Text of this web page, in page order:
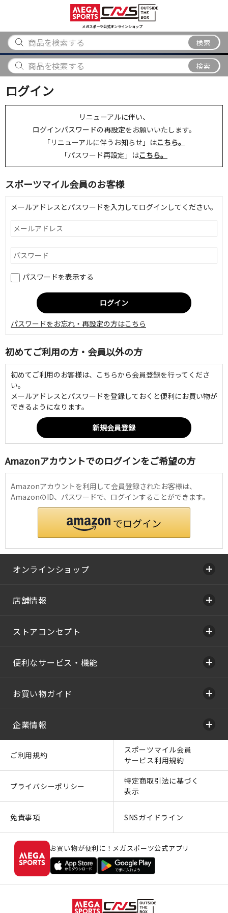
メガスポーツ公式オンラインショップ
検索
アウトドア
から探す
ブランド
から探す
検索
ログイン
リニューアルに伴い、
ログインパスワードの再設定をお願いいたします。
「リニューアルに伴うお知らせ」はこちら。
「パスワード再設定」はこちら。
スポーツマイル会員のお客様
メールアドレスとパスワードを入力してログインしてください。
パスワードを表示する
パスワードをお忘れ・再設定の方はこちら
初めてご利用の方・会員以外の方
初めてご利用のお客様は、こちらから会員登録を行ってくださ
い。
メールアドレスとパスワードを登録しておくと便利にお買い物が
できるようになります。
Amazonアカウントでのログインをご希望の方
Amazonアカウントを利用して会員登録されたお客様は、
AmazonのID、パスワードで、ログインすることができます。
オンラインショップ
店舗情報
ストアコンセプト
便利なサービス・機能
お買い物ガイド
企業情報
ご利用規約
スポーツマイル会員
サービス利用規約
プライバシーポリシー
特定商取引法に基づく
表示
免責事項 SNSガイドライン
お買い物が便利に！メガスポーツ公式アプリ